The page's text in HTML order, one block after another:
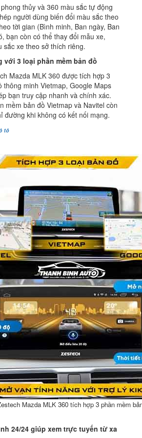
thủy và 360 màu sắc tự động
người dùng biến đổi màu sắc theo
tời gian (Bình minh, Ban ngày, Ban
bạn còn có thể thay đổi mẫu xe,
sắc xe theo sở thích riêng.
với 3 loại phần mềm bản đồ
Mazda MLK 360 được tích hợp 3
thông minh Vietmap, Google Maps
bạn truy cập nhanh và chính xác.
mềm bản đồ Vietmap và Navitel còn
đường khi không có kết nối mạng.
tô
Mazda MLK 360 tích hợp 3 phần mềm
24/24 giúp xem trực tuyến từ xa